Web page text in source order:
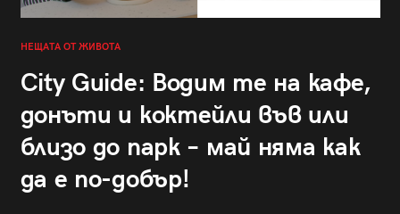
НЕЩАТА ОТ ЖИВОТА
City Guide: Водим те на кафе,
донъти и коктейли във или
близо до парк – май няма как
да е по-добър!